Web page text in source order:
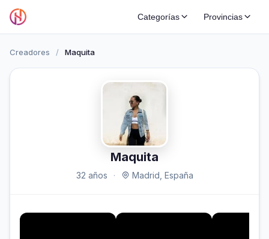
Categorías Provincias
Creadores / Maquita
Maquita
32 años · Madrid, España